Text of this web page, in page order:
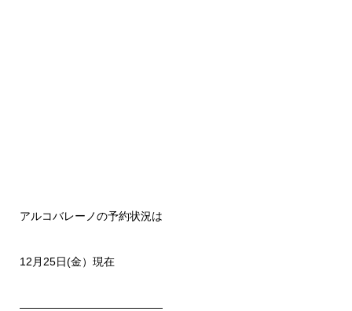
アルコバレーノの予約状況は
12月25日(金）現在
—————————————